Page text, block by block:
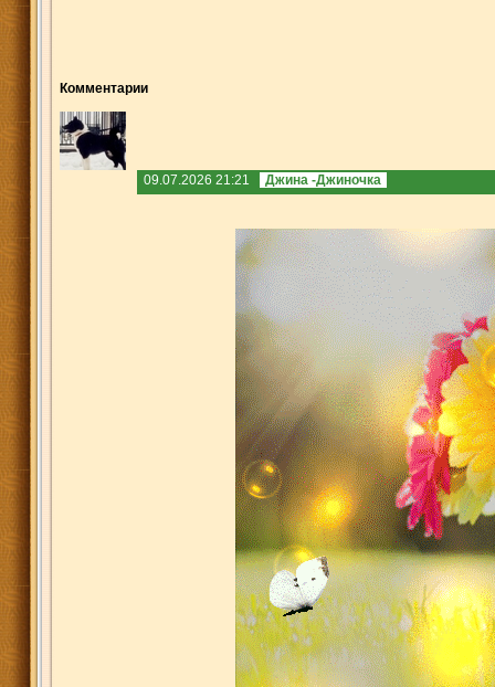
Комментарии
09.07.2026 21:21 Джина -Джиночка